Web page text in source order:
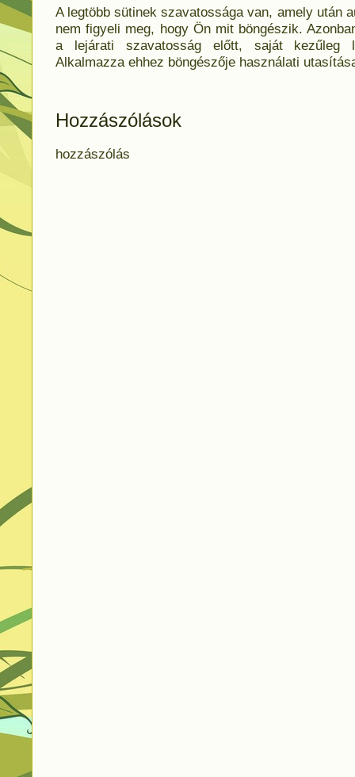
A legtöbb sütinek szavatossága van, amely után
nem figyeli meg, hogy Ön mit böngészik.
a lejárati szavatosság előtt, saját kezűleg
Alkalmazza ehhez böngészője használati
Hozzászólások
hozzászólás